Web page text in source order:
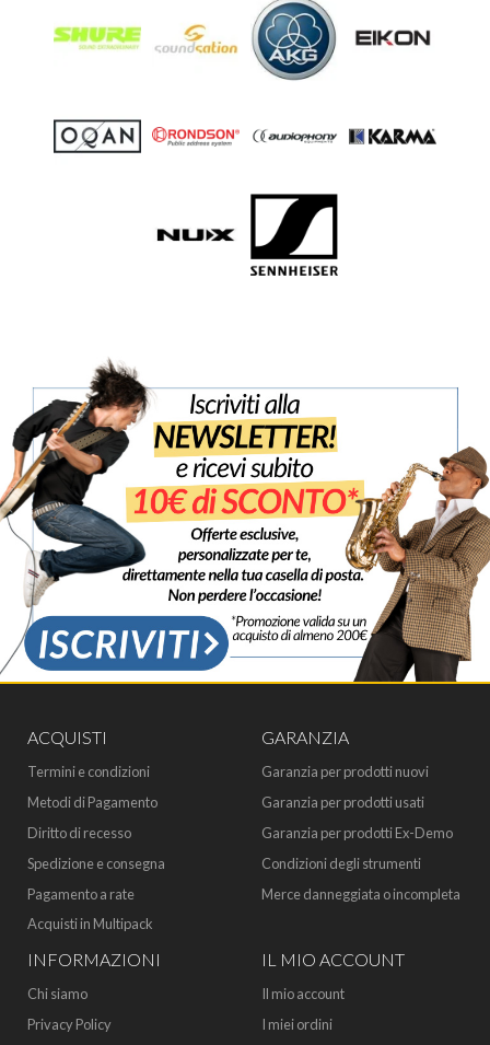
ACQUISTI
Termini e condizioni
Metodi di Pagamento
Diritto di recesso
Spedizione e consegna
Pagamento a rate
Acquisti in Multipack
GARANZIA
Garanzia per prodotti nuovi
Garanzia per prodotti usati
Garanzia per prodotti Ex-Demo
Condizioni degli strumenti
Merce danneggiata o incompleta
INFORMAZIONI
Chi siamo
Privacy Policy
IL MIO ACCOUNT
Il mio account
I miei ordini